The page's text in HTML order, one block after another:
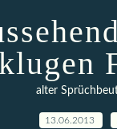
alter
13.06.2013